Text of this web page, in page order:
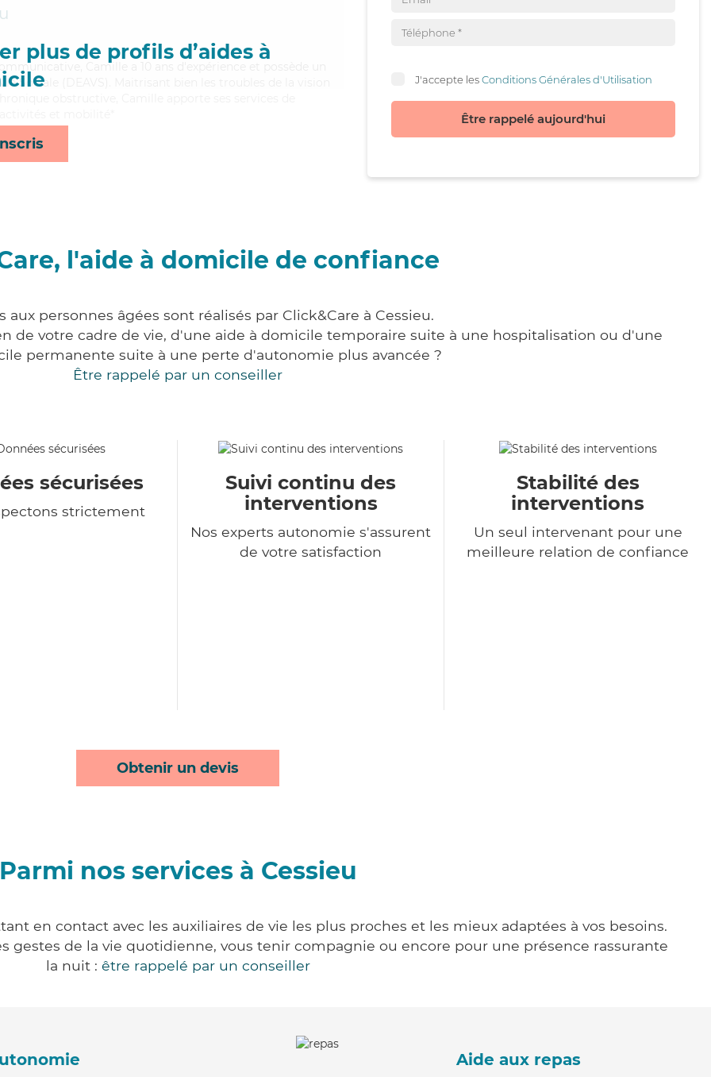
plus de profils d’aides à
Camille a 10 ans d'expérience et possède un
Sociale (DEAVS). Maitrisant bien les troubles de la vision
J'accepte lesConditions Générales d'Utilisation
Être rappelé aujourd'hui
l'aide à domicile de confiance
aux personnes âgées sont réalisés par Click&Care à Cessieu.
de votre cadre de vie, d'une aide à domicile temporaire suite à une hospitalisation ou d'une
permanente suite à une perte d'autonomie plus avancée ?
Être rappelé par un conseiller
sécurisées
strictement
Suivi continu des
interventions
Nos experts autonomie s'assurent
de votre satisfaction
Stabilité des
interventions
Un seul intervenant pour une
meilleure relation de confiance
Obtenir un devis
Parmi nos services à Cessieu
en contact avec les auxiliaires de vie les plus proches et les mieux adaptées à vos besoins.
gestes de la vie quotidienne, vous tenir compagnie ou encore pour une présence rassurante
la nuit : être rappelé par un conseiller
Aide aux repas